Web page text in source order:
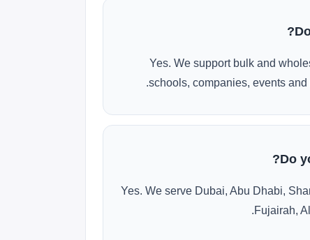
Yes. We support bulk and
schools, companies, events
Do
Yes. We serve Dubai, Abu Dhabi,
Fujairah,